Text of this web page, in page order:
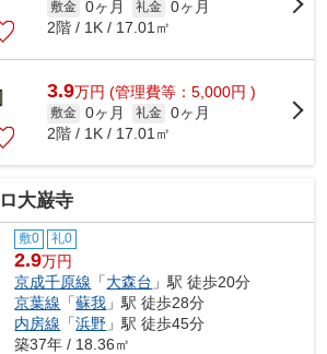
敷金 0ヶ月 礼金 0ヶ月
2階 / 1K / 17.01㎡
3.9万円 (管理費等：5,000円 )
敷金 0ヶ月 礼金 0ヶ月
2階 / 1K / 17.01㎡
大巌寺
敷0 礼0
2.9万円
京成千原線 「大森台 」駅 徒歩20分
京葉線 「蘇我 」駅 徒歩28分
内房線 「浜野 」駅 徒歩45分
築37年 / 18.36㎡